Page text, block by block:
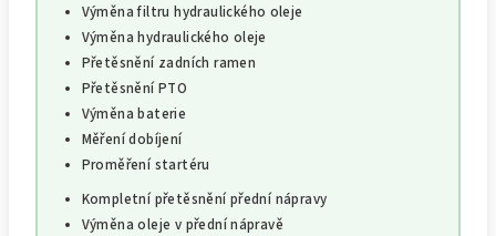
Výměna filtru hydraulického oleje
Výměna hydraulického oleje
Přetěsnění zadních ramen
Přetěsnění PTO
Výměna baterie
Měření dobíjení
Proměření startéru
Kompletní přetěsnění přední nápravy
Výměna oleje v přední nápravě